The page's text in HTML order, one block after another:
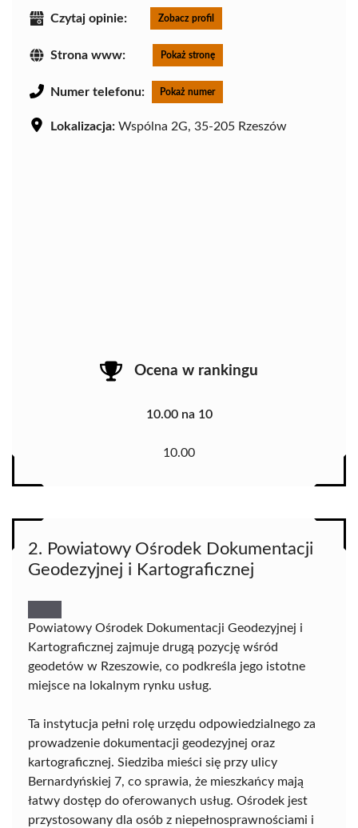
Czytaj opinie: Zobacz profil
Strona www: Pokaż stronę
Numer telefonu: Pokaż numer
Lokalizacja: Wspólna 2G, 35-205 Rzeszów
Ocena w rankingu
10.00 na 10
10.00
2. Powiatowy Ośrodek Dokumentacji
Geodezyjnej i Kartograficznej
Powiatowy Ośrodek Dokumentacji Geodezyjnej i
Kartograficznej zajmuje drugą pozycję wśród
geodetów w Rzeszowie, co podkreśla jego istotne
miejsce na lokalnym rynku usług.
Ta instytucja pełni rolę urzędu odpowiedzialnego za
prowadzenie dokumentacji geodezyjnej oraz
kartograficznej. Siedziba mieści się przy ulicy
Bernardyńskiej 7, co sprawia, że mieszkańcy mają
łatwy dostęp do oferowanych usług. Ośrodek jest
przystosowany dla osób z niepełnosprawnościami i